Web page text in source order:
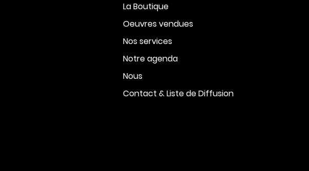
La Boutique
Oeuvres vendues
Nos services
Notre agenda
Nous
Contact & Liste de Diffusion